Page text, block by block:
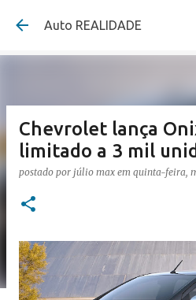
Pular para o
Auto REALIDADE
Chevrolet lança
limitado a 3 mil
postado por júlio max em quinta-feira,